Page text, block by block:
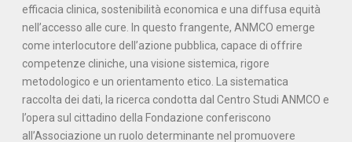
efficacia clinica, sostenibilità economica e una diffusa equità
nell’accesso alle cure. In questo frangente, ANMCO emerge
come interlocutore dell’azione pubblica, capace di offrire
competenze cliniche, una visione sistemica, rigore
metodologico e un orientamento etico. La sistematica
raccolta dei dati, la ricerca condotta dal Centro Studi ANMCO e
l’opera sul cittadino della Fondazione conferiscono
all’Associazione un ruolo determinante nel promuovere